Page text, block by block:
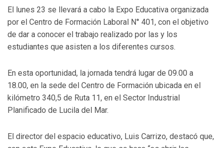
El lunes 23 se llevará a cabo la Expo Educativa organizada
por el Centro de Formación Laboral N° 401, con el objetivo
de dar a conocer el trabajo realizado por las y los
estudiantes que asisten a los diferentes cursos.
En esta oportunidad, la jornada tendrá lugar de 09.00 a
18.00, en la sede del Centro de Formación ubicada en el
kilómetro 340,5 de Ruta 11, en el Sector Industrial
Planificado de Lucila del Mar.
El director del espacio educativo, Luis Carrizo, destacó que,